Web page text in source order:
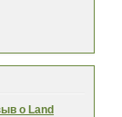
о Land